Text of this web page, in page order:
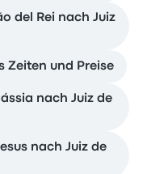
del Rei nach Juiz
Zeiten und Preise
nach Juiz de
nach Juiz de